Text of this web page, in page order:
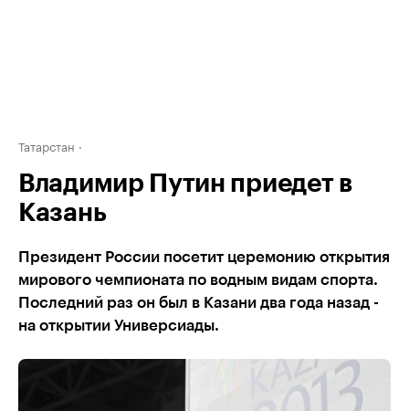
Татарстан
Владимир Путин приедет в
Казань
Президент России посетит церемонию открытия
мирового чемпионата по водным видам спорта.
Последний раз он был в Казани два года назад -
на открытии Универсиады.